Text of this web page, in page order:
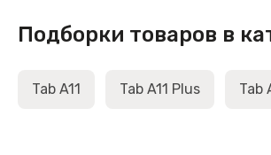
Подборки товаров в
Tab A11 Tab A11 Plus Tab